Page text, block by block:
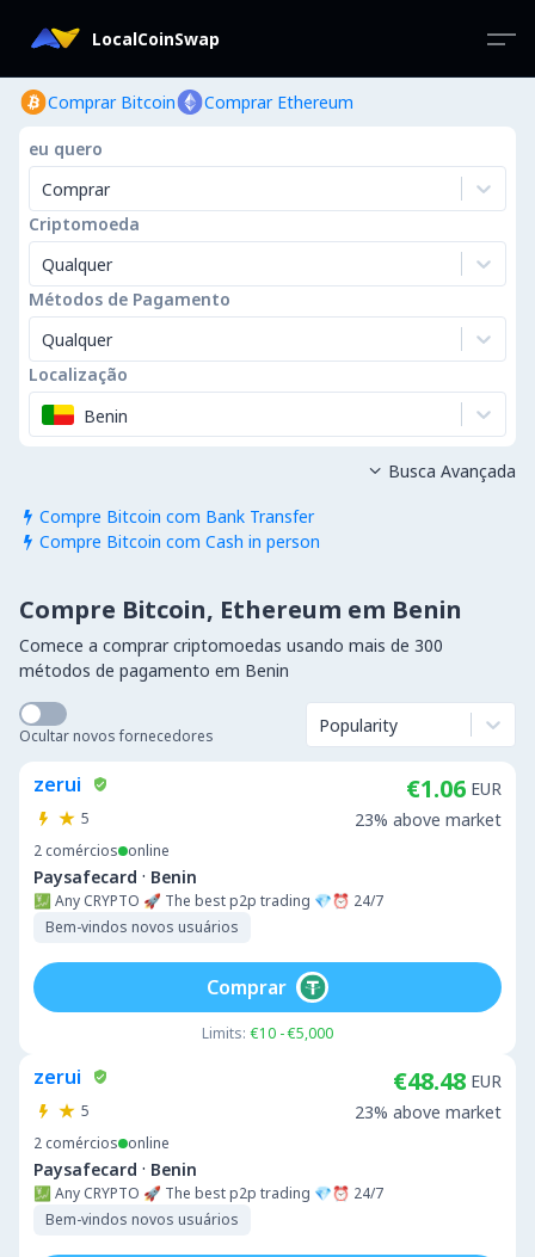
LocalCoinSwap
Comprar Bitcoin Comprar Ethereum
eu quero
Comprar
Criptomoeda
Qualquer
Métodos de Pagamento
Qualquer
Localização
Benin
 Compre Bitcoin com Bank Transfer
 Compre Bitcoin com Cash in person
 Busca Avançada
Compre Bitcoin, Ethereum em Benin
Comece a comprar criptomoedas usando mais de 300
métodos de pagamento em Benin
Ocultar novos fornecedores Popularity
zerui
5
2 comércios online
Paysafecard · Benin
💹 Any CRYPTO 🚀 The best p2p trading 💎⏰ 24/7
Bem-vindos novos usuários
€1.06 EUR
23% above market
Limits: €10 - €5,000
Comprar
zerui
5
2 comércios online
Paysafecard · Benin
💹 Any CRYPTO 🚀 The best p2p trading 💎⏰ 24/7
Bem-vindos novos usuários
€48.48 EUR
23% above market